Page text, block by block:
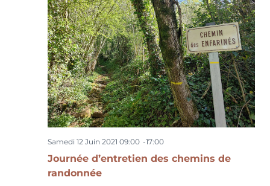
a
t
i
o
n
p
a
t
i
o
n
d
e
v
u
Journée d’entretien des chemins de
randonnée
Samedi 12 Juin 2021 09:00 -17:00